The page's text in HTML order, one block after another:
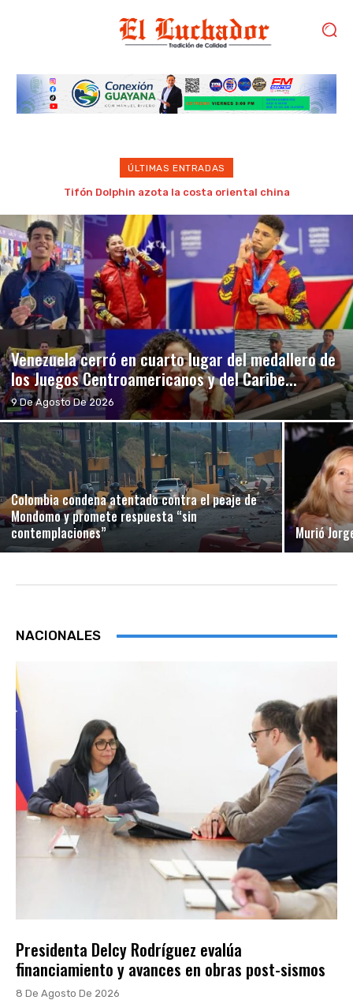
ÚLTIMAS ENTRADAS
Venezuela cerró en cuarto lugar del medallero de los Juegos
Venezuela cerró en cuarto lugar del medallero de
los Juegos Centroamericanos y del Caribe...
9 De Agosto De 2026
Colombia condena atentado contra el peaje de
Mondomo y promete respuesta “sin
contemplaciones”
Murió
NACIONALES
Presidenta Delcy Rodríguez evalúa
financiamiento y avances en obras post-sismos
8 De Agosto De 2026